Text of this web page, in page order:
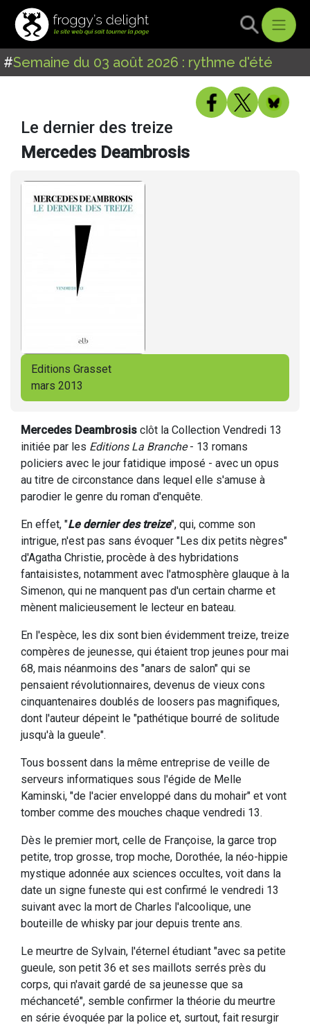
#Semaine du 03 août 2026 : rythme d'été
Le dernier des treize
Mercedes Deambrosis
Editions Grasset
mars 2013
Mercedes Deambrosis clôt la Collection Vendredi 13
initiée par les Editions La Branche- 13 romans
policiers avec le jour fatidique imposé - avec un opus
au titre de circonstance dans lequel elle s'amuse à
parodier le genre du roman d'enquête.
En effet, "Le dernier des treize", qui, comme son
intrigue, n'est pas sans évoquer "Les dix petits nègres"
d'Agatha Christie, procède à des hybridations
fantaisistes, notamment avec l'atmosphère glauque à la
Simenon, qui ne manquent pas d'un certain charme et
mènent malicieusement le lecteur en bateau.
En l'espèce, les dix sont bien évidemment treize, treize
compères de jeunesse, qui étaient trop jeunes pour mai
68, mais néanmoins des "anars de salon" qui se
pensaient révolutionnaires, devenus de vieux cons
cinquantenaires doublés de loosers pas magnifiques,
dont l'auteur dépeint le "pathétique bourré de solitude
jusqu'à la gueule".
Tous bossent dans la même entreprise de veille de
serveurs informatiques sous l'égide de Melle
Kaminski, "de l'acier enveloppé dans du mohair" et vont
tomber comme des mouches chaque vendredi 13.
Dès le premier mort, celle de Françoise, la garce trop
petite, trop grosse, trop moche, Dorothée, la néo-hippie
mystique adonnée aux sciences occultes, voit dans la
date un signe funeste qui est confirmé le vendredi 13
suivant avec la mort de Charles l'alcoolique, une
bouteille de whisky par jour depuis trente ans.
Le meurtre de Sylvain, l'éternel étudiant "avec sa petite
gueule, son petit 36 et ses maillots serrés près du
corps, qui n'avait gardé de sa jeunesse que sa
méchanceté", semble confirmer la théorie du meurtre
en série évoquée par la police et, surtout, fait resurgir